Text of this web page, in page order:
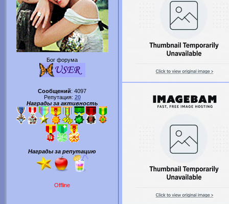
Бог форума
Сообщений: 4097
Репутация: 20
Награды за активность
Награды за репутацию
Offline